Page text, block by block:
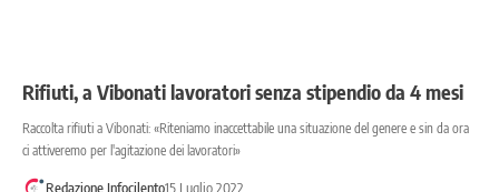
Rifiuti, a Vibonati lavoratori senza stipendio da 4 mesi
Raccolta rifiuti a Vibonati: «Riteniamo inaccettabile una situazione del genere e sin da ora
ci attiveremo per l'agitazione dei lavoratori»
Redazione Infocilento15 Luglio 2022